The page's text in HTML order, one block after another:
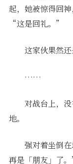
起，她被惊得回神
“这是回礼。”
这家伙果然还
……
对战台上，
地。
强对着坐倒
再是「朋友」了。